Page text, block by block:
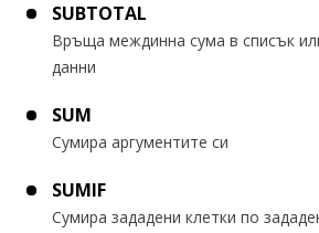
SUBTOTAL
Връща междинна сума в списък
данни
SUM
Сумира аргументите си
SUMIF
Сумира зададени клетки по